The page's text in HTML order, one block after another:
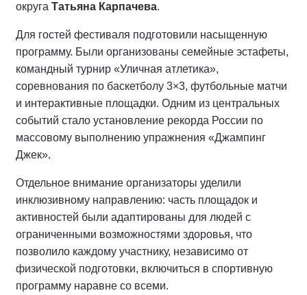
округа Татьяна Карпачева.
Для гостей фестиваля подготовили насыщенную
программу. Были организованы семейные эстафеты,
командный турнир «Уличная атлетика»,
соревнования по баскетболу 3×3, футбольные матчи
и интерактивные площадки. Одним из центральных
событий стало установление рекорда России по
массовому выполнению упражнения «Джампинг
Джек».
Отдельное внимание организаторы уделили
инклюзивному направлению: часть площадок и
активностей были адаптированы для людей с
ограниченными возможностями здоровья, что
позволило каждому участнику, независимо от
физической подготовки, включиться в спортивную
программу наравне со всеми.